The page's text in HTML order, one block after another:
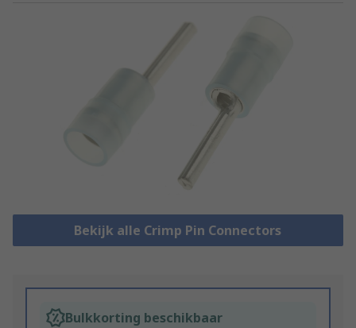
Bekijk alle Crimp Pin Connectors
Bulkkorting beschikbaar